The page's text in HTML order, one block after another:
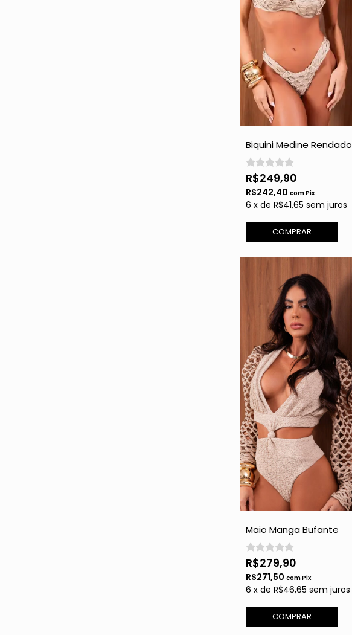
Biquini Medine Rendado
- Gold com Brilho
R$249,90
R$242,40 comPix
6 x de R$41,65 sem juros
COMPRAR
Maio Manga Bufante
Rendado - Gold com
Brilho
R$279,90
R$271,50 comPix
6 x de R$46,65 sem juros
COMPRAR